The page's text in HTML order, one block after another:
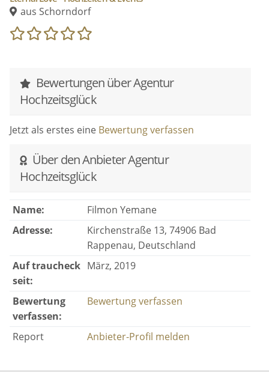
aus Schorndorf
Bewertungen über Agentur
Hochzeitsglück
Jetzt als erstes eine Bewertung verfassen
Über den Anbieter Agentur
Hochzeitsglück
Name:
Filmon Yemane
Adresse:
Kirchenstraße 13, 74906 Bad
Rappenau, Deutschland
Auf traucheck
seit:
März, 2019
Bewertung
verfassen:
Bewertung verfassen
Report Anbieter-Profil melden